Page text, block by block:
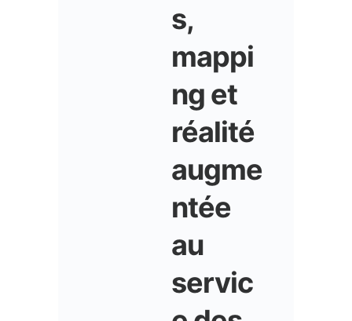
s,
mappi
ng et
réalité
augme
ntée
au
servic